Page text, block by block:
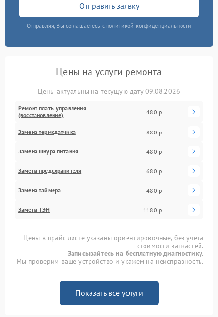
Отправить заявку
Отправляя, Вы соглашаетесь с политикой конфиденциальности
Цены на услуги ремонта
Цены актуальны на текущую дату 09.08.2026
Ремонт платы управления
(восстановление)
480 р
Замена термодатчика 880 р
Замена шнура питания 480 р
Замена предохранителя 680 р
Замена таймера 480 р
Замена ТЭН 1180 р
Цены в прайс-листе указаны ориентировочные, без учета
стоимости запчастей.
Записывайтесь на бесплатную диагностику.
Мы проверим ваше устройство и укажем на неисправность.
Показать все услуги